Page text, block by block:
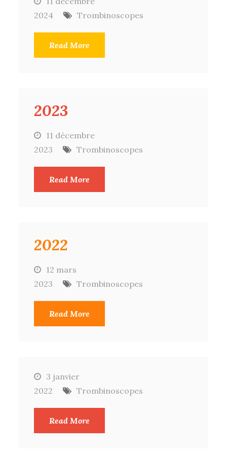
2024
Trombinoscopes
Read More
2023
11 décembre
2023
Trombinoscopes
Read More
2022
12 mars
2023
Trombinoscopes
Read More
3 janvier
2022
Trombinoscopes
Read More